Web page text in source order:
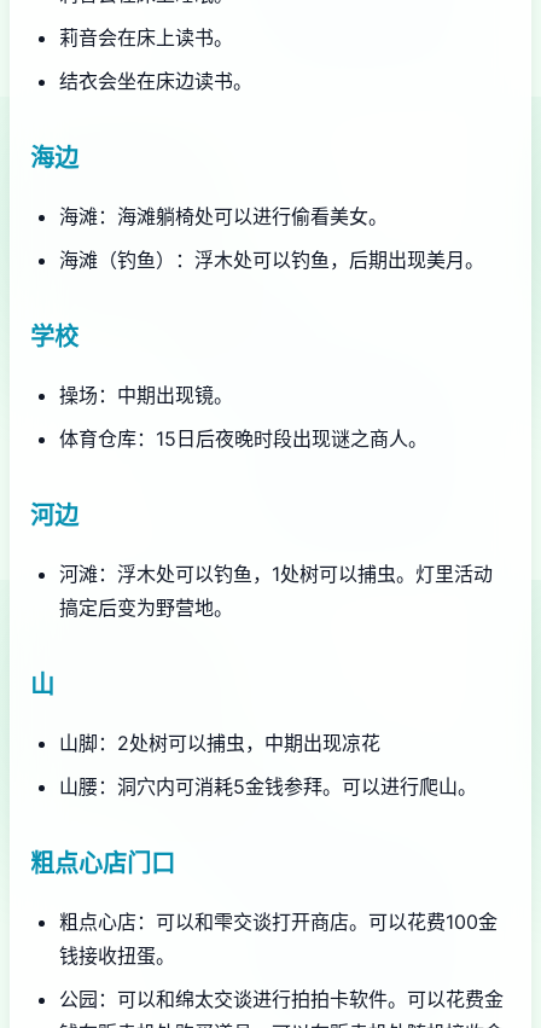
莉音会在床上读书。
结衣会坐在床边读书。
海边
海滩：海滩躺椅处可以进行偷看美女。
海滩（钓鱼）：浮木处可以钓鱼，后期出现美月。
学校
操场：中期出现镜。
体育仓库：15日后夜晚时段出现谜之商人。
河边
河滩：浮木处可以钓鱼，1处树可以捕虫。灯里活动
搞定后变为野营地。
山
山脚：2处树可以捕虫，中期出现凉花
山腰：洞穴内可消耗5金钱参拜。可以进行爬山。
粗点心店门口
粗点心店：可以和雫交谈打开商店。可以花费100金
钱接收扭蛋。
公园：可以和绵太交谈进行拍拍卡软件。可以花费金